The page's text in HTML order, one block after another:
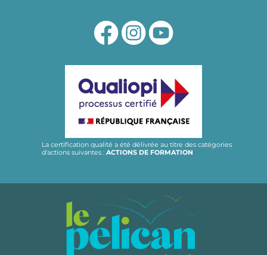
La certification qualité a été délivrée au titre des catégories
d'actions suivantes : ACTIONS DE FORMATION